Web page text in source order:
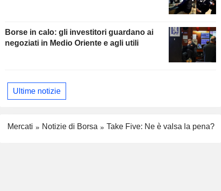
Borse in calo: gli investitori guardano ai
negoziati in Medio Oriente e agli utili
Ultime notizie
Mercati Notizie di Borsa Take Five: Ne è valsa la pena?